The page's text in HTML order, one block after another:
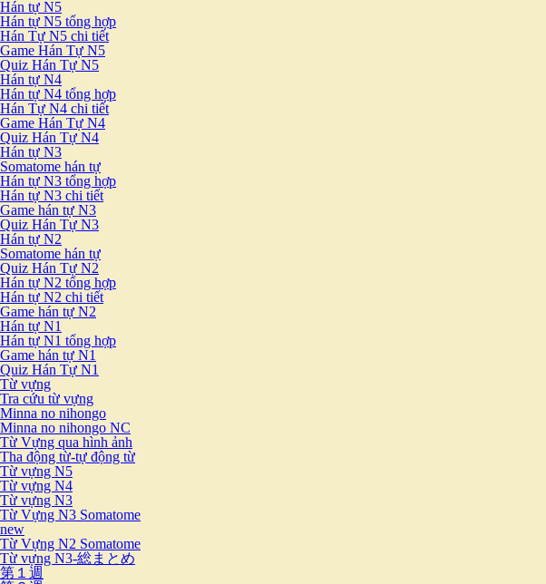
Hán tự N5
Hán tự N5 tổng hợp
Hán Tự N5 chi tiết
Game Hán Tự N5
Quiz Hán Tự N5
Hán tự N4
Hán tự N4 tổng hợp
Hán Tự N4 chi tiết
Game Hán Tự N4
Quiz Hán Tự N4
Hán tự N3
Somatome hán tự
Hán tự N3 tổng hợp
Hán tự N3 chi tiết
Game hán tự N3
Quiz Hán Tự N3
Hán tự N2
Somatome hán tự
Quiz Hán Tự N2
Hán tự N2 tổng hợp
Hán tự N2 chi tiết
Game hán tự N2
Hán tự N1
Hán tự N1 tổng hợp
Game hán tự N1
Quiz Hán Tự N1
Từ vựng
Tra cứu từ vựng
Minna no nihongo
Minna no nihongo NC
Từ Vựng qua hình ảnh
Tha động từ-tự động từ
Từ vựng N5
Từ vựng N4
Từ vựng N3
Từ Vựng N3 Somatome
new
Từ Vựng N2 Somatome
Từ vựng N3-総まとめ
第１週